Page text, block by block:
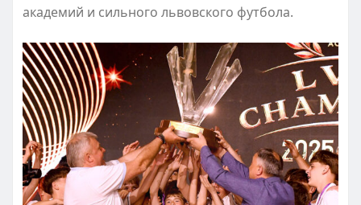
академий и сильного львовского футбола.